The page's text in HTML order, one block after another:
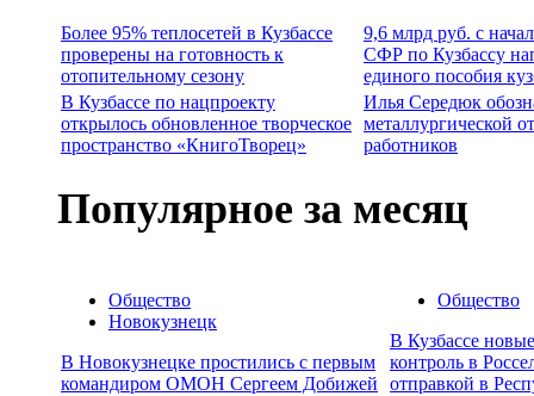
Более 95% теплосетей в Кузбассе
проверены на готовность к
отопительному сезону
9,6 млрд руб. с
СФР по Кузбассу
единого пособия
В Кузбассе по нацпроекту
открылось обновленное творческое
пространство «КнигоТворец»
Илья Середюк
металлургической
работников
Популярное за месяц
Общество
Новокузнецк
В Новокузнецке простились с первым
командиром ОМОН Сергеем Добижей
Общество
В Кузбассе
контроль в
отправкой в